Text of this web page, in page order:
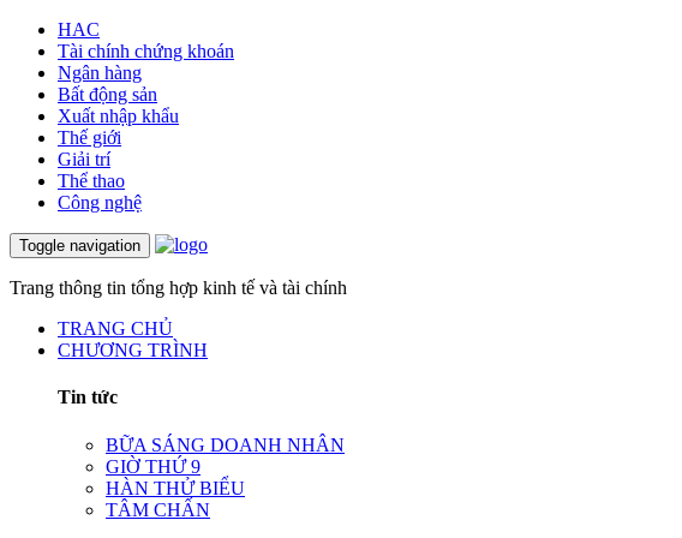
HAC
Tài chính chứng khoán
Ngân hàng
Bất động sản
Xuất nhập khẩu
Thế giới
Giải trí
Thể thao
Công nghệ
Toggle navigation
Trang thông tin tổng hợp kinh tế và tài chính
TRANG CHỦ
CHƯƠNG TRÌNH
Tin tức
BỮA SÁNG DOANH NHÂN
GIỜ THỨ 9
HÀN THỬ BIỂU
TÂM CHẤN